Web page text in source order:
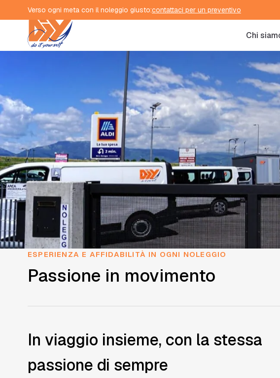
Vai al contenuto principale
Verso ogni meta con il noleggio giusto:contattaci per un preventivo
Chi
ESPERIENZA E AFFIDABILITÀ IN OGNI NOLEGGIO
Passione in movimento
In viaggio insieme, con la stessa
passione di sempre